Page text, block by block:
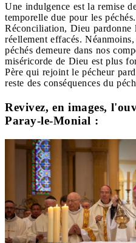
Une indulgence est la remise
temporelle due pour les
Réconciliation, Dieu pardonne
réellement effacés.
péchés demeure dans nos
miséricorde de Dieu est plus
Père qui rejoint le pécheur
reste des conséquences du
Revivez, en images,
Paray-le-Monial :